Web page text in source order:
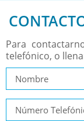
Para
telefónico, o